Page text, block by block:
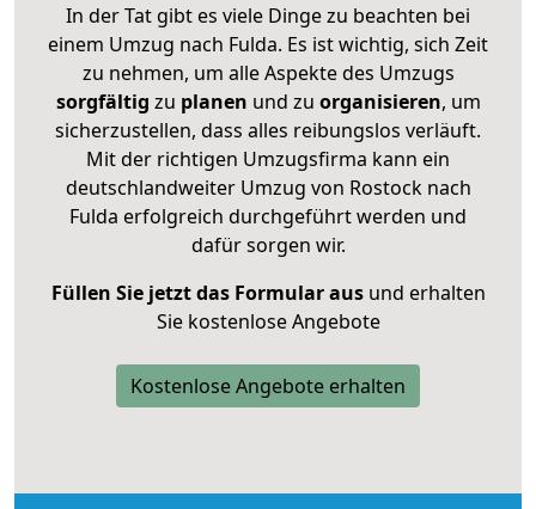
In der Tat gibt es viele Dinge zu beachten bei
einem Umzug nach Fulda. Es ist wichtig, sich Zeit
zu nehmen, um alle Aspekte des Umzugs
sorgfältig zu planen und zu organisieren, um
sicherzustellen, dass alles reibungslos verläuft.
Mit der richtigen Umzugsfirma kann ein
deutschlandweiter Umzug von Rostock nach
Fulda erfolgreich durchgeführt werden und
dafür sorgen wir.
Füllen Sie jetzt das Formular ausund erhalten
Sie kostenlose Angebote
Kostenlose Angebote erhalten